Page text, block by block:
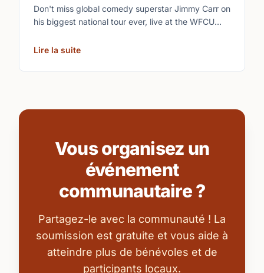
Don't miss global comedy superstar Jimmy Carr on
his biggest national tour ever, live at the WFCU
Lire la suite
Vous organisez un
événement
communautaire ?
Partagez-le avec la communauté ! La
soumission est gratuite et vous aide à
atteindre plus de bénévoles et de
participants locaux.